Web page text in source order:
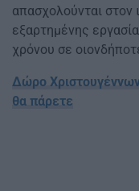
απασχολούνται στον
εξαρτημένης
χρόνου σε
Δώρο
θα πάρετε